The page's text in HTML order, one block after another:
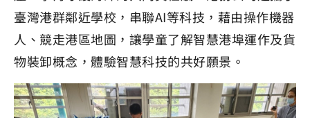
臺灣港群鄰近學校，串聯AI等科技，藉由操作機器
人、競走港區地圖，讓學童了解智慧港埠運作及貨
物裝卸概念，體驗智慧科技的共好願景。